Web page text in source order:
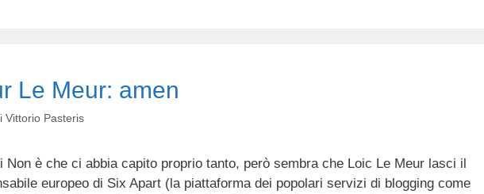
Le Meur: amen
Vittorio Pasteris
Non è che ci abbia capito proprio tanto, però sembra che Loic Le Meur lasci il
europeo di Six Apart (la piattaforma dei popolari servizi di blogging come